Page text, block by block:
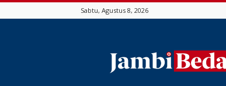
Sabtu, Agustus 8, 2026
Beda